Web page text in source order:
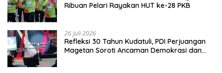
Ribuan Pelari Rayakan HUT ke-28 PKB
26 Juli 2026
Refleksi 30 Tahun Kudatuli, PDI Perjuangan
Magetan Soroti Ancaman Demokrasi dan